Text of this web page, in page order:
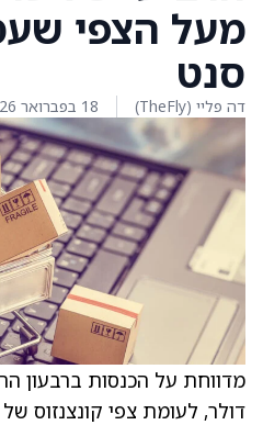
סנט
דה פליי (TheFly) 18 בפברואר 2026